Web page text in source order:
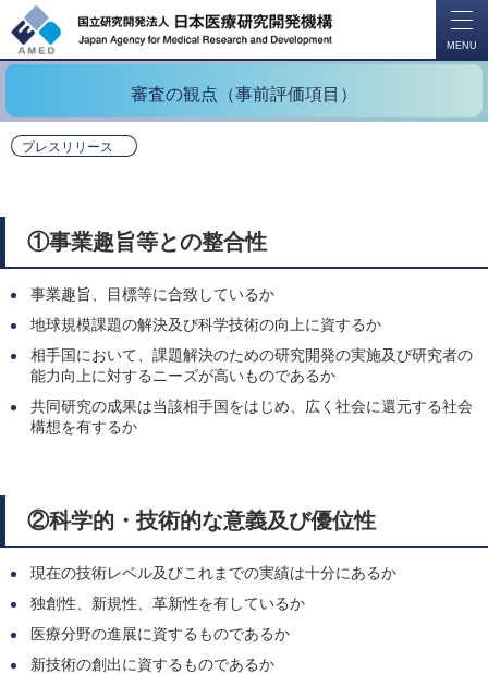
MENU
審査の観点（事前評価項目）
プレスリリース
①事業趣旨等との整合性
事業趣旨、目標等に合致しているか
地球規模課題の解決及び科学技術の向上に資するか
相手国において、課題解決のための研究開発の実施及び研究者の
能力向上に対するニーズが高いものであるか
共同研究の成果は当該相手国をはじめ、広く社会に還元する社会
構想を有するか
②科学的・技術的な意義及び優位性
現在の技術レベル及びこれまでの実績は十分にあるか
独創性、新規性、革新性を有しているか
医療分野の進展に資するものであるか
新技術の創出に資するものであるか